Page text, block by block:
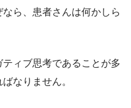
ら、患者さんは何かしら
ィブ思考であることが多
なりません。